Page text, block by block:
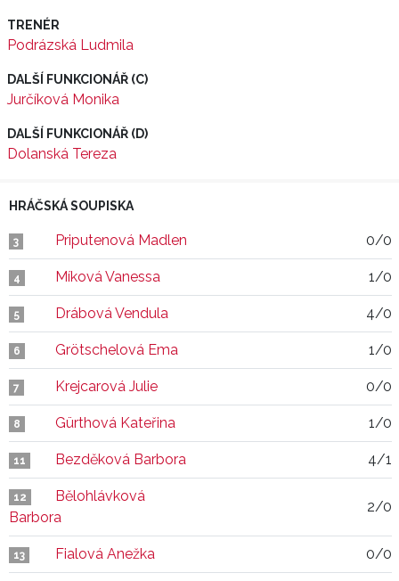
TRENÉR
Podrázská Ludmila
DALŠÍ FUNKCIONÁŘ (C)
Jurčíková Monika
DALŠÍ FUNKCIONÁŘ (D)
Dolanská Tereza
HRÁČSKÁ SOUPISKA
3 Priputenová Madlen 0/0
4 Míková Vanessa 1/0
5 Drábová Vendula 4/0
6 Grötschelová Ema 1/0
7 Krejcarová Julie 0/0
8 Gürthová Kateřina 1/0
11 Bezděková Barbora 4/1
12
Bělohlávková
Barbora
2/0
13 Fialová Anežka 0/0